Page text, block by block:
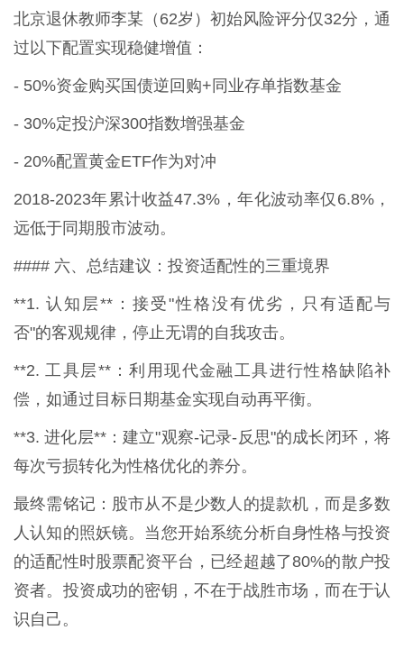
北京退休教师李某（62岁）初始风险评分仅32分，通
过以下配置实现稳健增值：
- 50%资金购买国债逆回购+同业存单指数基金
- 30%定投沪深300指数增强基金
- 20%配置黄金ETF作为对冲
2018-2023年累计收益47.3%，年化波动率仅6.8%，
远低于同期股市波动。
#### 六、总结建议：投资适配性的三重境界
**1. 认知层**：接受"性格没有优劣，只有适配与
否"的客观规律，停止无谓的自我攻击。
**2. 工具层**：利用现代金融工具进行性格缺陷补
偿，如通过目标日期基金实现自动再平衡。
**3. 进化层**：建立"观察-记录-反思"的成长闭环，将
每次亏损转化为性格优化的养分。
最终需铭记：股市从不是少数人的提款机，而是多数
人认知的照妖镜。当您开始系统分析自身性格与投资
的适配性时股票配资平台，已经超越了80%的散户投
资者。投资成功的密钥，不在于战胜市场，而在于认
识自己。